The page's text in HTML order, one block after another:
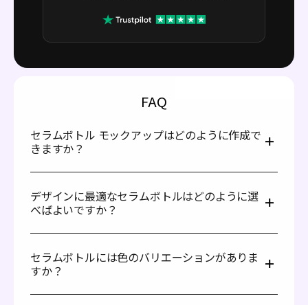
FAQ
セラムボトル モックアップはどのように作成で
きますか？
15 ml、30 ml、100 ml など、利用可能な容量から
お好みのセラムボトル モックアップを選びます。
ラベル画像をアップロードし、商品名、ボトルの仕
またはダイナミックな MP4 動画としてデザインを
ダウンロードします。
これで完了です。魅力的なデザインの完成です。
デザインに最適なセラムボトルはどのように選
べばよいですか？
ケア用の処方には、ポンプボトルが理想的です。使いやす
く、素早く塗布でき、内容物を新鮮で安全な状態に長く保
ちます。一方、ビタミン C など用量管理が重要なセラムに
セラムボトルには色のバリエーションがありま
すか？